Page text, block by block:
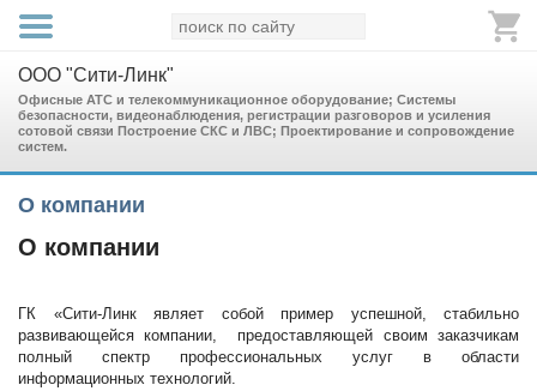
ООО "Сити-Линк"
Офисные АТС и телекоммуникационное оборудование; Системы
безопасности, видеонаблюдения, регистрации разговоров и усиления
сотовой связи Построение СКС и ЛВС; Проектирование и сопровождение
систем.
О компании
О компании
ГК «Сити-Линк являет собой пример успешной, стабильно
развивающейся компании, предоставляющей своим заказчикам
полный спектр профессиональных услуг в области
информационных технологий.